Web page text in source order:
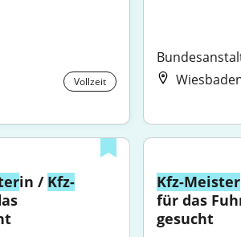
Vollzeit
in / Kfz-
Kfz-Meister
für das
gesucht